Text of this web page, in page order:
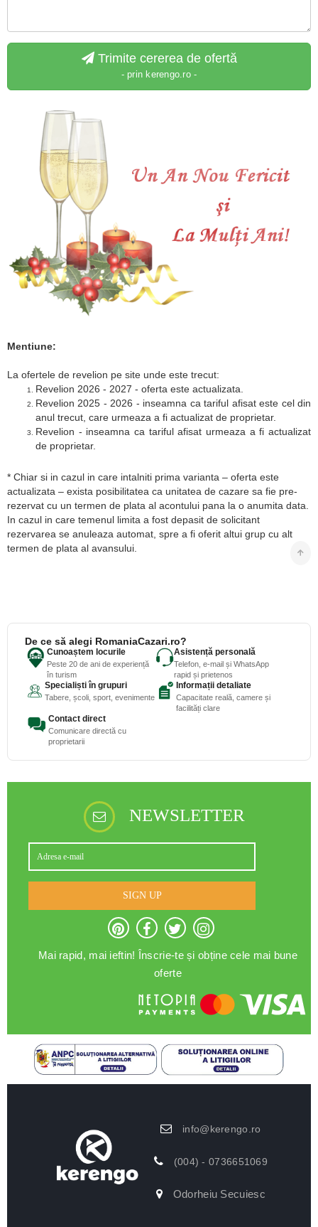
Trimite cererea de ofertă
- prin kerengo.ro -
Mentiune:
La ofertele de revelion pe site unde este trecut:
Revelion 2026 - 2027 - oferta este actualizata.
Revelion 2025 - 2026 - inseamna ca tariful afisat este cel din
anul trecut, care urmeaza a fi actualizat de proprietar.
Revelion - inseamna ca tariful afisat urmeaza a fi actualizat
de proprietar.
* Chiar si in cazul in care intalniti prima varianta – oferta este
actualizata – exista posibilitatea ca unitatea de cazare sa fie pre-
rezervat cu un termen de plata al acontului pana la o anumita data.
In cazul in care temenul limita a fost depasit de solicitant
rezervarea se anuleaza automat, spre a fi oferit altui grup cu alt
termen de plata al avansului.
De ce să alegi RomaniaCazari.ro?
Cunoaștem locurile
Peste 20 de ani de experiență
în turism
Asistență personală
Telefon, e-mail și WhatsApp
rapid și prietenos
Specialiști în grupuri
Tabere, școli, sport, evenimente
Informații detaliate
Capacitate reală, camere și
facilități clare
Contact direct
Comunicare directă cu
proprietarii
NEWSLETTER
SIGN UP
Mai rapid, mai ieftin! Înscrie-te și obține cele mai bune
oferte
info@kerengo.ro
(004) - 0736651069
Odorheiu Secuiesc